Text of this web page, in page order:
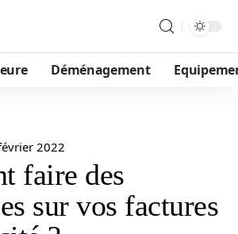
Déménagement
2022
faire des
sur vos factures